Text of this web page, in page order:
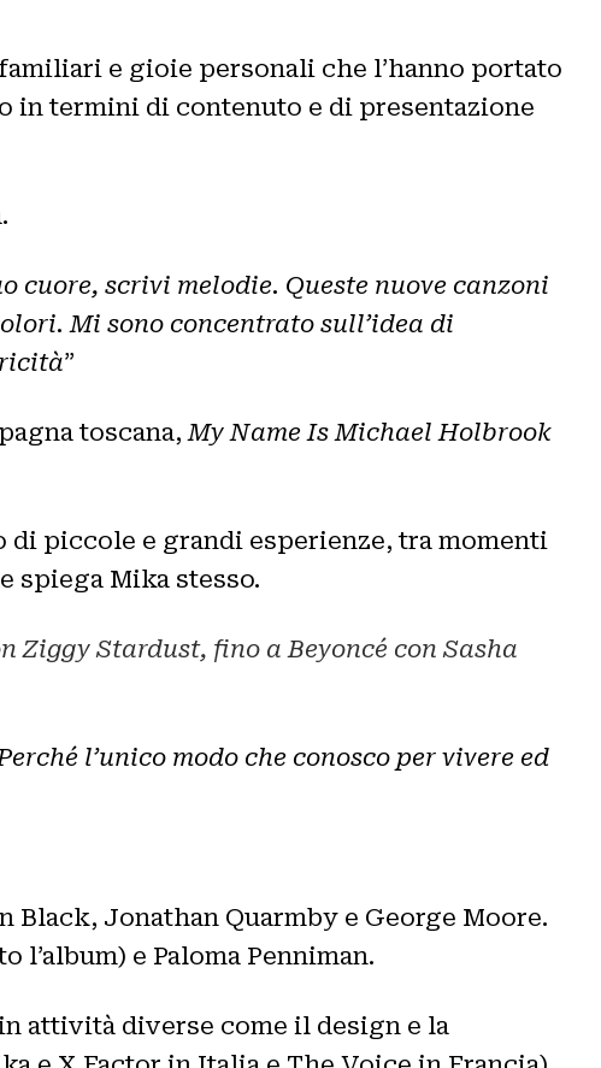
e gioie personali che l’hanno portato
in termini di contenuto e di presentazione
scrivi melodie. Queste nuove canzoni
Mi sono concentrato sull’idea di
”
toscana,My Name Is Michael Holbrook
piccole e grandi esperienze, tra momenti
spiega Mika stesso.
Stardust, fino a Beyoncé con Sasha
l’unico modo che conosco per vivere ed
Black, Jonathan Quarmby e George Moore.
l’album) e Paloma Penniman.
attività diverse come il design e la